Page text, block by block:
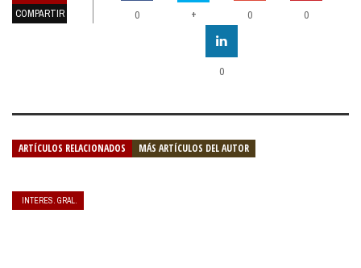
COMPARTIR 0 + 0 0
0
ARTÍCULOS RELACIONADOS MÁS ARTÍCULOS DEL AUTOR
INTERES. GRAL.